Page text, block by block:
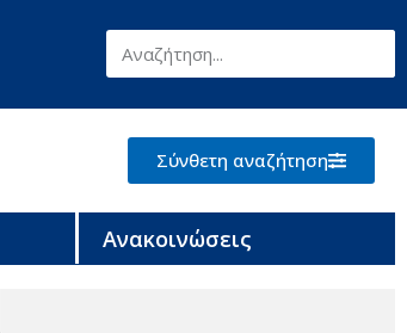
Σύνθετη αναζήτηση
Ανακοινώσεις